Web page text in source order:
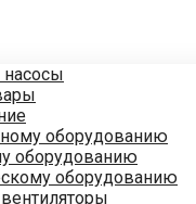
оборудованию
оборудованию
оборудованию